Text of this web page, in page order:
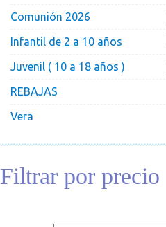
Comunión 2026
Infantil de 2 a 10 años
Juvenil ( 10 a 18 años )
REBAJAS
Vera
Filtrar por precio